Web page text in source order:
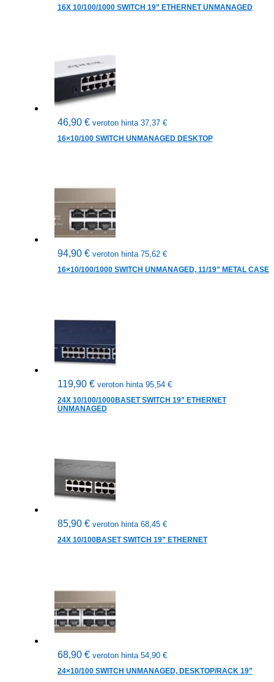
16X 10/100/1000 SWITCH 19” ETHERNET UNMANAGED
46,90 € veroton hinta 37,37 €
16×10/100 SWITCH UNMANAGED DESKTOP
94,90 € veroton hinta 75,62 €
16×10/100/1000 SWITCH UNMANAGED, 11/19” METAL CASE
119,90 € veroton hinta 95,54 €
24X 10/100/1000BASET SWITCH 19” ETHERNET
UNMANAGED
85,90 € veroton hinta 68,45 €
24X 10/100BASET SWITCH 19” ETHERNET
68,90 € veroton hinta 54,90 €
24×10/100 SWITCH UNMANAGED, DESKTOP/RACK 19”